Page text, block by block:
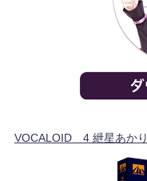
VOCALOID™4 紲星あかり